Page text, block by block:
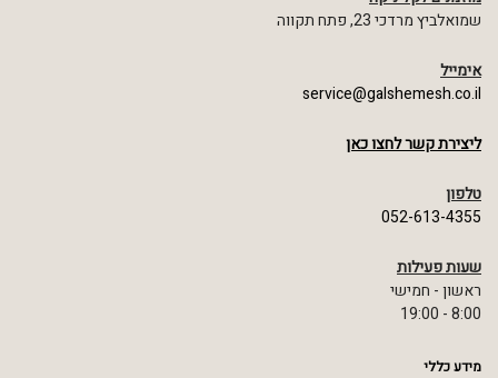
שמואלביץ מרדכי 23, פתח תקווה
אימייל
service@galshemesh.co.il
ליצירת קשר לחצו כאן
טלפון
052-613-4355
שעות פעילות
ראשון - חמישי
8:00 - 19:00
מידע כללי